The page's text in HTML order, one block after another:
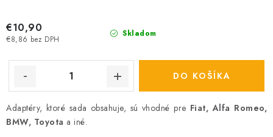
Skladom
€8,86 bez DPH
€10,90
DO KOŠÍKA
Adaptéry, ktoré sada obsahuje, sú vhodné pre Fiat, Alfa Romeo,
BMW, Toyota a iné.